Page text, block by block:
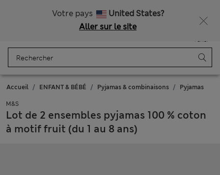
Votre pays
United States?
Aller sur le site
Panier
Accueil ENFANT & BÉBÉ Pyjamas & combinaisons Pyjamas
M&S
Lot de 2 ensembles pyjamas 100 % coton
à motif fruit (du 1 au 8 ans)